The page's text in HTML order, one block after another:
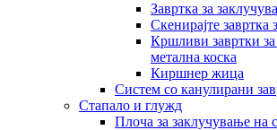
Завртка за
Скенирајте завртка
Кршливи завртки за
метална коска
Киршнер жица
Систем со канулирани
Стапало и глужд
Плоча за заклучување на